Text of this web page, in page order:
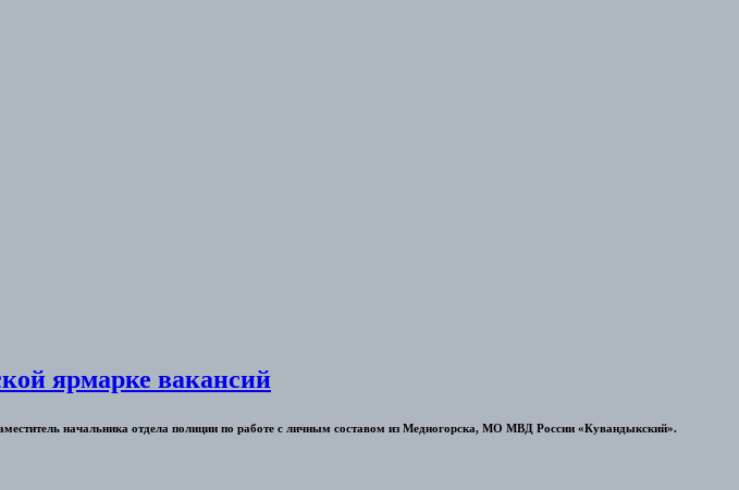
ярмарке вакансий
начальника отдела полиции по работе с личным составом из Медногорска, МО МВД России «Кувандыкский».